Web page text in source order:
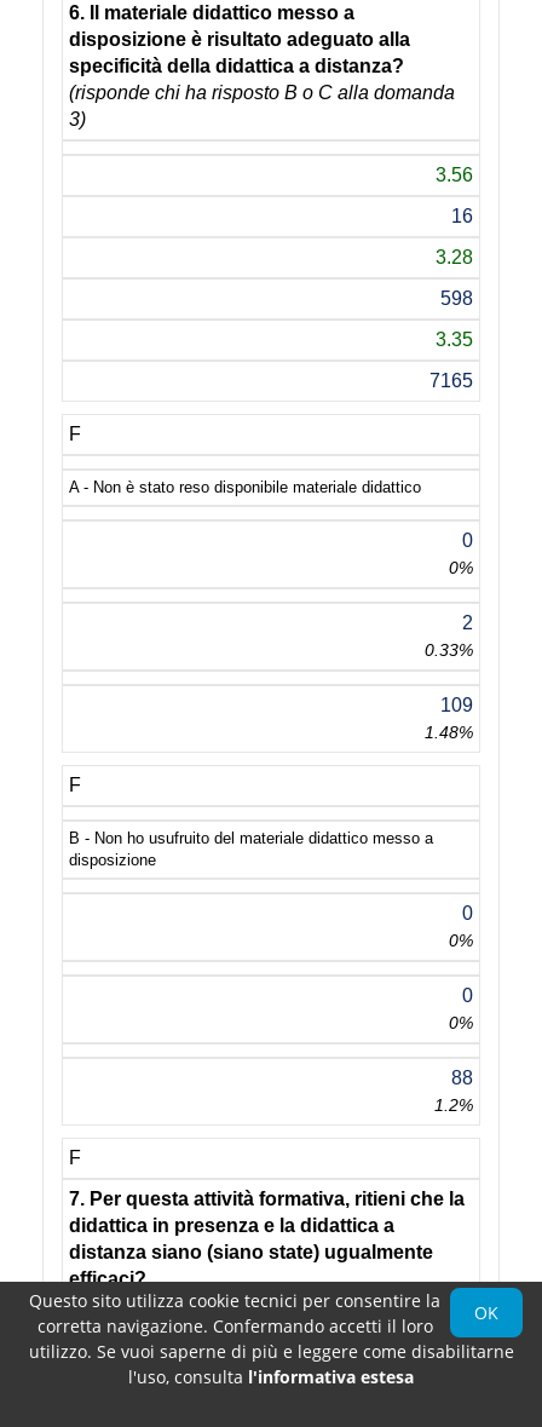
6. Il materiale didattico messo a
disposizione è risultato adeguato alla
specificità della didattica a distanza?
(risponde chi ha risposto B o C alla domanda
3)
3.56
16
3.28
598
3.35
7165
F
A - Non è stato reso disponibile materiale didattico
0
0%
2
0.33%
109
1.48%
F
B - Non ho usufruito del materiale didattico messo a
disposizione
0
0%
0
0%
88
1.2%
F
7. Per questa attività formativa, ritieni che la
didattica in presenza e la didattica a
distanza siano (siano state) ugualmente
efficaci?
(risponde chi ha risposto B o C alla domanda
3)
OK
Questo sito utilizza cookie tecnici per consentire la
corretta navigazione. Confermando accetti il loro
utilizzo. Se vuoi saperne di più e leggere come disabilitarne
l'uso, consulta l'informativa estesa